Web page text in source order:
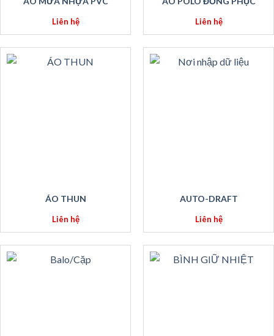
Liên hệ Liên hệ
ÁO THUN
Liên hệ
AUTO-DRAFT
Liên hệ